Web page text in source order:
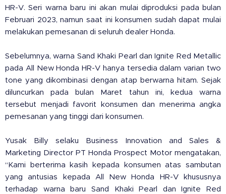
HR-V. Seri warna baru ini akan mulai diproduksi pada bulan
Februari 2023, namun saat ini konsumen sudah dapat mulai
melakukan pemesanan di seluruh dealer Honda.
Sebelumnya, warna Sand Khaki Pearl dan Ignite Red Metallic
pada All New Honda HR-V hanya tersedia dalam varian two
tone yang dikombinasi dengan atap berwarna hitam. Sejak
diluncurkan pada bulan Maret tahun ini, kedua warna
tersebut menjadi favorit konsumen dan menerima angka
pemesanan yang tinggi dari konsumen.
Yusak Billy selaku Business Innovation and Sales &
Marketing Director PT Honda Prospect Motor mengatakan,
“Kami berterima kasih kepada konsumen atas sambutan
yang antusias kepada All New Honda HR-V khususnya
terhadap warna baru Sand Khaki Pearl dan Ignite Red